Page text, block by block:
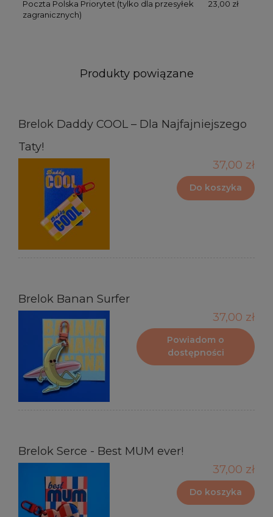
Poczta Polska Priorytet (tylko dla przesyłek
zagranicznych)
23,00 zł
Produkty powiązane
Brelok Daddy COOL – Dla Najfajniejszego
Taty!
37,00 zł
Do koszyka
Brelok Banan Surfer
37,00 zł
Powiadom o
dostępności
Brelok Serce - Best MUM ever!
37,00 zł
Do koszyka